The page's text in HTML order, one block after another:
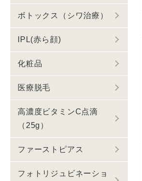
ボトックス（シワ治療）
IPL(赤ら顔)
化粧品
医療脱毛
高濃度ビタミンC点滴
（25g）
ファーストピアス
フォトリジュビネーショ